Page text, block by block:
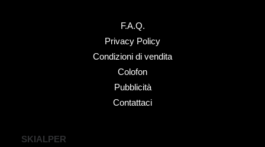
F.A.Q.
Privacy Policy
Condizioni di vendita
Colofon
Pubblicità
Contattaci
SKIALPER